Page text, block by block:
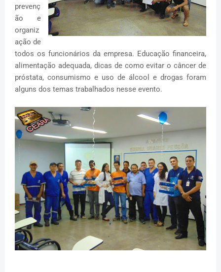
prevenç
ão e
organiz
ação de
todos os funcionários da empresa. Educação financeira,
alimentação adequada, dicas de como evitar o câncer de
próstata, consumismo e uso de álcool e drogas foram
alguns dos temas trabalhados nesse evento.